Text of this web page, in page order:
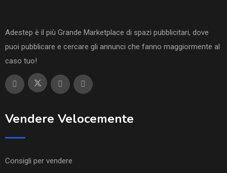
Adestep è il più Grande Marketplace di spazi pubblicitari, dove
puoi pubblicare e cercare gli annunci che fanno maggiormente al
caso tuo!
Vendere Velocemente
Consigli per vendere